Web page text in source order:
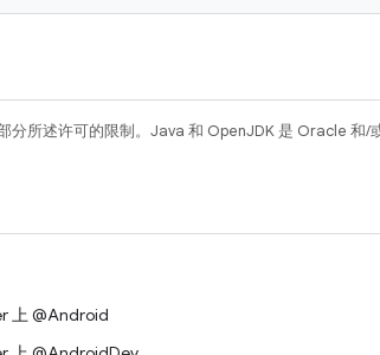
分所述许可的限制。Java 和 OpenJDK 是 Oracle 和/
上 @Android